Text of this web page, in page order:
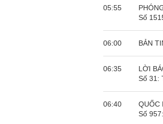
05:55
Số
06:00 BẢN
06:35
LỜI
Số 31:
06:40
QUỐC
Số